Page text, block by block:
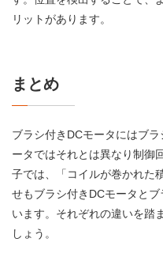
リットがあります。
まとめ
ブラシ付きDCモータにはブ
ータではそれとは異なり制御
子では、「コイルが巻かれた
せもブラシ付きDCモータと
います。それぞれの違いを踏
しょう。